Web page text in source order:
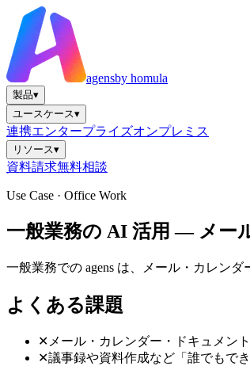
agensby homula
製品▾
ユースケース▾
連携エンタープライズオンプレミス
リソース▾
資料請求無料相談
Use Case · Office Work
一般業務の AI 活用 — メー
一般業務での agens は、メール・カレン
よくある課題
✕ メール・カレンダー・ドキュメン
✕議事録や資料作成など「誰でもで